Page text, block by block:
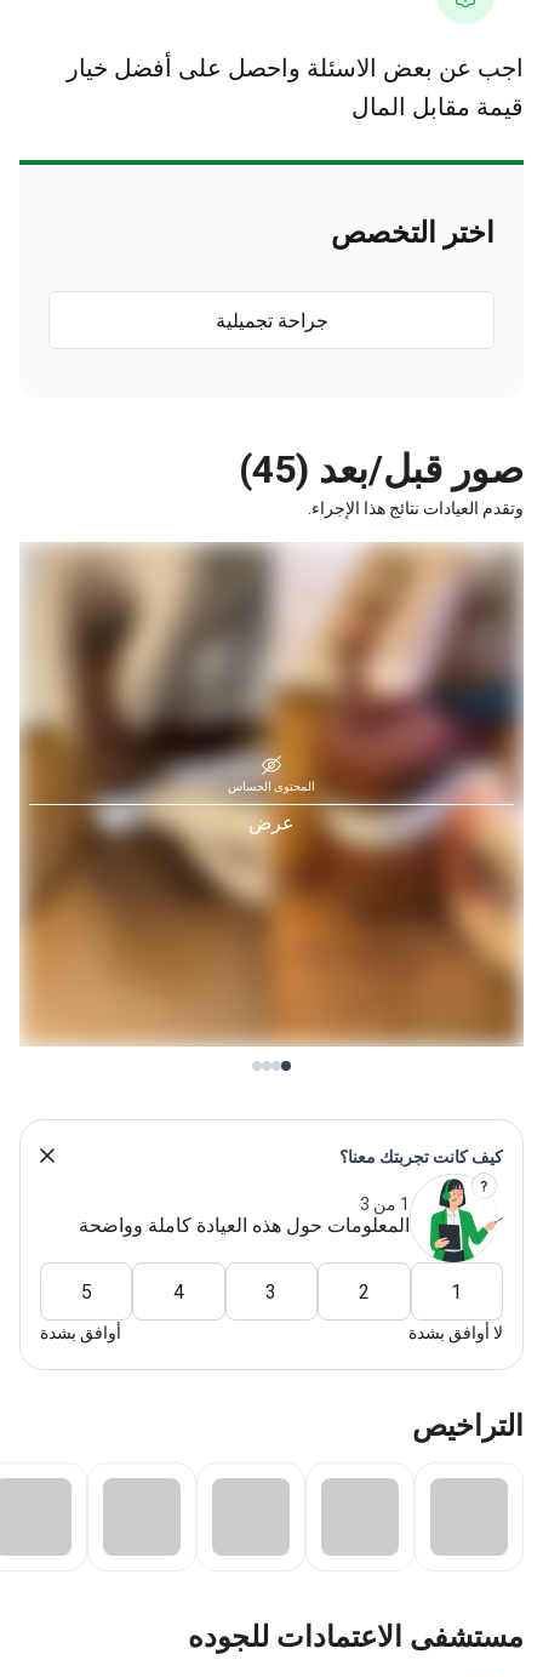
عن بعض الاسئلة واحصل على أفضل خيار
مقابل المال
اختر التخصص
جراحة تجميلية
قبل/بعد (45)
العيادات نتائج هذا الإجراء.
المحتوى الحساس
كانت تجربتك معنا؟
1 من 3
المعلومات حول هذه العيادة كاملة وواضحة
أوافق بشدة أوافق بشدة
الاعتمادات للجوده